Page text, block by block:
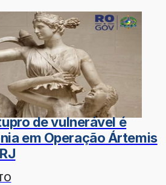
de vulnerável é
em Operação Ártemis